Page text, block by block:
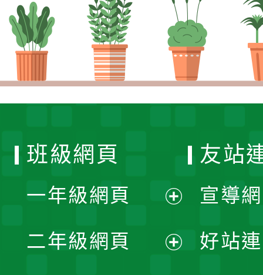
班級網頁
一年級網頁
開
二年級網頁
友站
宣導
好站